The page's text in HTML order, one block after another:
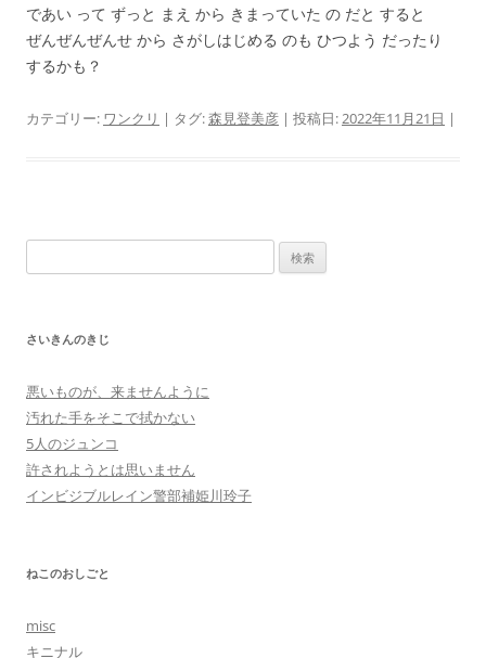
であい って ずっと まえ から きまっていた の だと すると
ぜんぜんぜんせ から さがしはじめる のも ひつよう だったり
するかも？
カテゴリー: ワンクリ | タグ:森見登美彦 | 投稿日:2022年11月21日 |
索:
さいきんのきじ
悪いものが、来ませんように
汚れた手をそこで拭かない
5人のジュンコ
許されようとは思いません
インビジブルレイン警部補姫川玲子
ねこのおしごと
misc
キニナル